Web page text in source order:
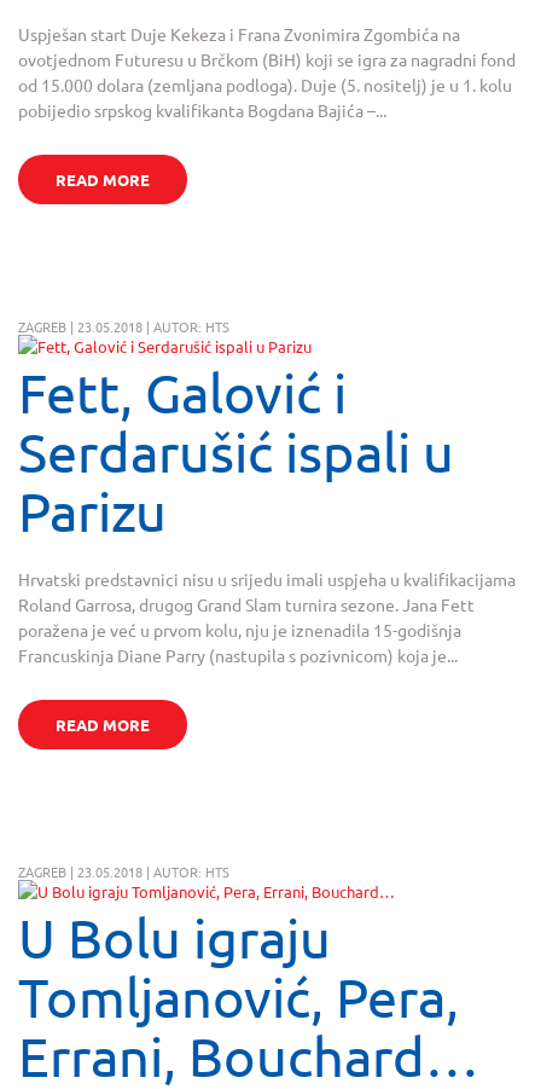
Uspješan start Duje Kekeza i Frana Zvonimira Zgombića na
ovotjednom Futuresu u Brčkom (BiH) koji se igra za nagradni fond
od 15.000 dolara (zemljana podloga). Duje (5. nositelj) je u 1. kolu
pobijedio srpskog kvalifikanta Bogdana Bajića –...
READ MORE
ZAGREB | 23.05.2018 | AUTOR: HTS
Fett, Galović i
Serdarušić ispali u
Parizu
Hrvatski predstavnici nisu u srijedu imali uspjeha u kvalifikacijama
Roland Garrosa, drugog Grand Slam turnira sezone. Jana Fett
poražena je već u prvom kolu, nju je iznenadila 15-godišnja
Francuskinja Diane Parry (nastupila s pozivnicom) koja je...
READ MORE
ZAGREB | 23.05.2018 | AUTOR: HTS
U Bolu igraju
Tomljanović, Pera,
Errani, Bouchard…